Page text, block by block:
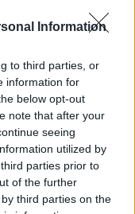
Information
to third parties, or
information for
below opt-out
note that after your
seeing
utilized by
parties prior to
of the further
third parties on the